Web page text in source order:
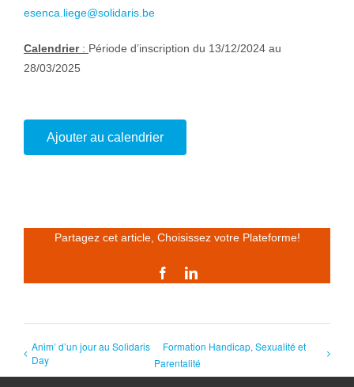
esenca.liege@solidaris.be
Calendrier: Période d’inscription du 13/12/2024 au
28/03/2025
Ajouter au calendrier
Partagez cet article, Choisissez votre Plateforme!
FacebookLinkedIn
Anim’ d’un jour au Solidaris
Day
Formation Handicap, Sexualité et
Parentalité